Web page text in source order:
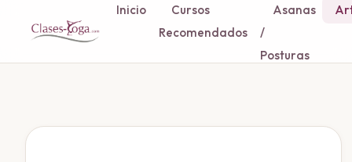
Inicio
Cursos
Recomendados
Asanas
/
Posturas